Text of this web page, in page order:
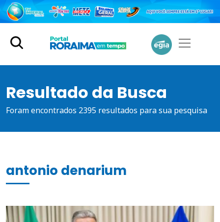
Resultado da Busca
Foram encontrados 2395 resultados para sua pesquisa
antonio denarium